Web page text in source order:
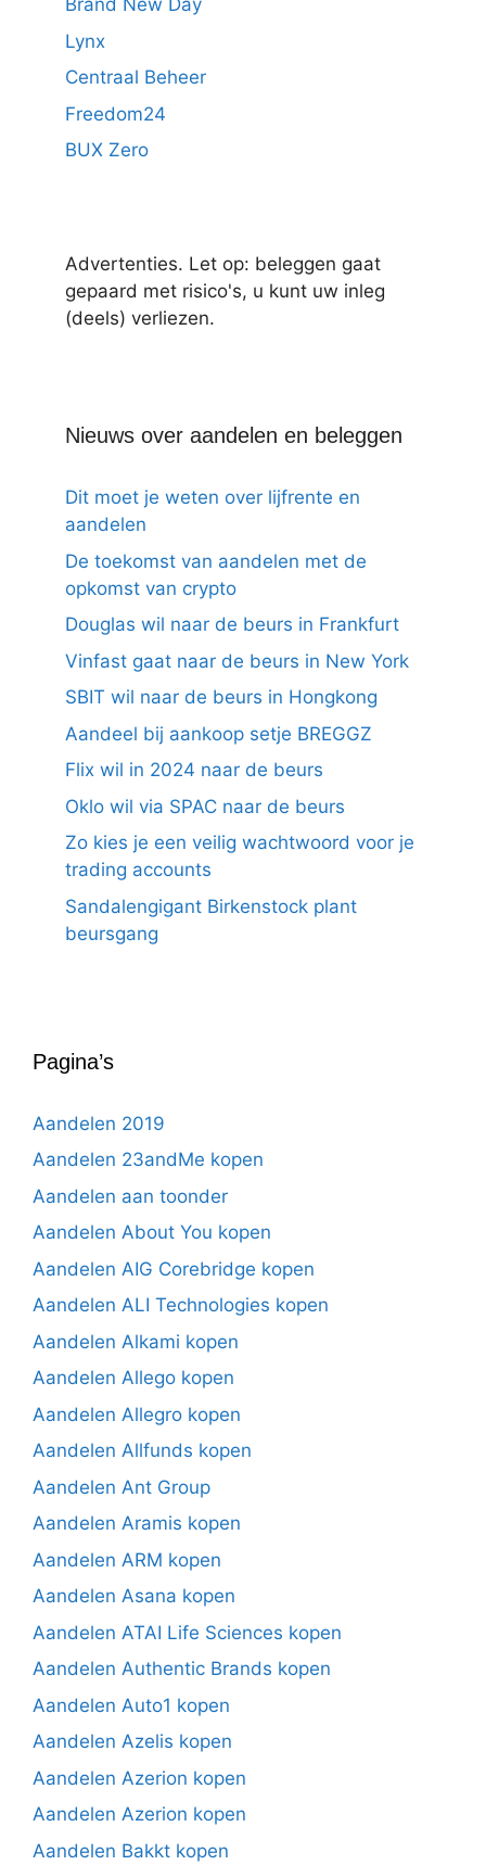
Brand New Day
Lynx
Centraal Beheer
Freedom24
BUX Zero
Advertenties. Let op: beleggen gaat
gepaard met risico's, u kunt uw inleg
(deels) verliezen.
Nieuws over aandelen en beleggen
Dit moet je weten over lijfrente en
aandelen
De toekomst van aandelen met de
opkomst van crypto
Douglas wil naar de beurs in Frankfurt
Vinfast gaat naar de beurs in New York
SBIT wil naar de beurs in Hongkong
Aandeel bij aankoop setje BREGGZ
Flix wil in 2024 naar de beurs
Oklo wil via SPAC naar de beurs
Zo kies je een veilig wachtwoord voor je
trading accounts
Sandalengigant Birkenstock plant
beursgang
Pagina’s
Aandelen 2019
Aandelen 23andMe kopen
Aandelen aan toonder
Aandelen About You kopen
Aandelen AIG Corebridge kopen
Aandelen ALI Technologies kopen
Aandelen Alkami kopen
Aandelen Allego kopen
Aandelen Allegro kopen
Aandelen Allfunds kopen
Aandelen Ant Group
Aandelen Aramis kopen
Aandelen ARM kopen
Aandelen Asana kopen
Aandelen ATAI Life Sciences kopen
Aandelen Authentic Brands kopen
Aandelen Auto1 kopen
Aandelen Azelis kopen
Aandelen Azerion kopen
Aandelen Azerion kopen
Aandelen Bakkt kopen